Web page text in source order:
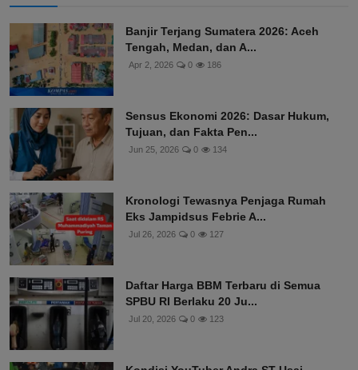
Banjir Terjang Sumatera 2026: Aceh
Tengah, Medan, dan A...
Apr 2, 2026 0 186
Sensus Ekonomi 2026: Dasar Hukum,
Tujuan, dan Fakta Pen...
Jun 25, 2026 0 134
Kronologi Tewasnya Penjaga Rumah
Eks Jampidsus Febrie A...
Jul 26, 2026 0 127
Daftar Harga BBM Terbaru di Semua
SPBU RI Berlaku 20 Ju...
Jul 20, 2026 0 123